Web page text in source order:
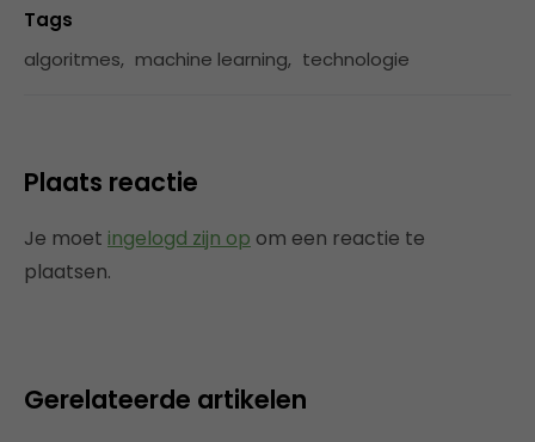
Tags
algoritmes, machine learning, technologie
Plaats reactie
Je moet ingelogd zijn op om een reactie te
plaatsen.
Gerelateerde artikelen